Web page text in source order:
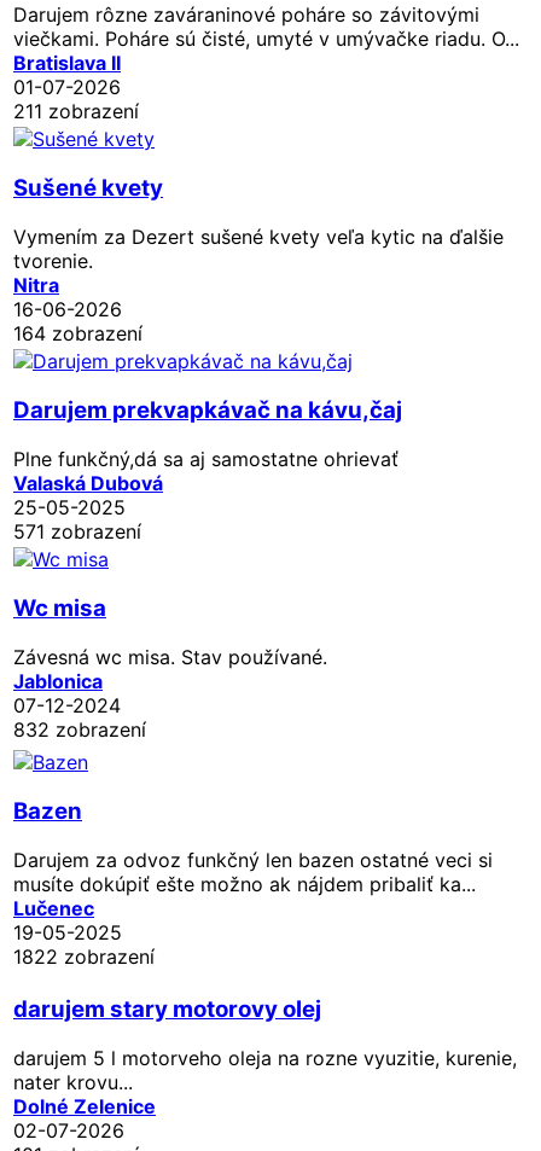
Darujem rôzne zaváraninové poháre so závitovými
viečkami. Poháre sú čisté, umyté v umývačke riadu. O...
Bratislava II
01-07-2026
211 zobrazení
Sušené kvety
Vymením za Dezert sušené kvety veľa kytic na ďalšie
tvorenie.
Nitra
16-06-2026
164 zobrazení
Darujem prekvapkávač na kávu,čaj
Plne funkčný,dá sa aj samostatne ohrievať
Valaská Dubová
25-05-2025
571 zobrazení
Wc misa
Závesná wc misa. Stav používané.
Jablonica
07-12-2024
832 zobrazení
Bazen
Darujem za odvoz funkčný len bazen ostatné veci si
musíte dokúpiť ešte možno ak nájdem pribaliť ka...
Lučenec
19-05-2025
1822 zobrazení
darujem stary motorovy olej
darujem 5 l motorveho oleja na rozne vyuzitie, kurenie,
nater krovu...
Dolné Zelenice
02-07-2026